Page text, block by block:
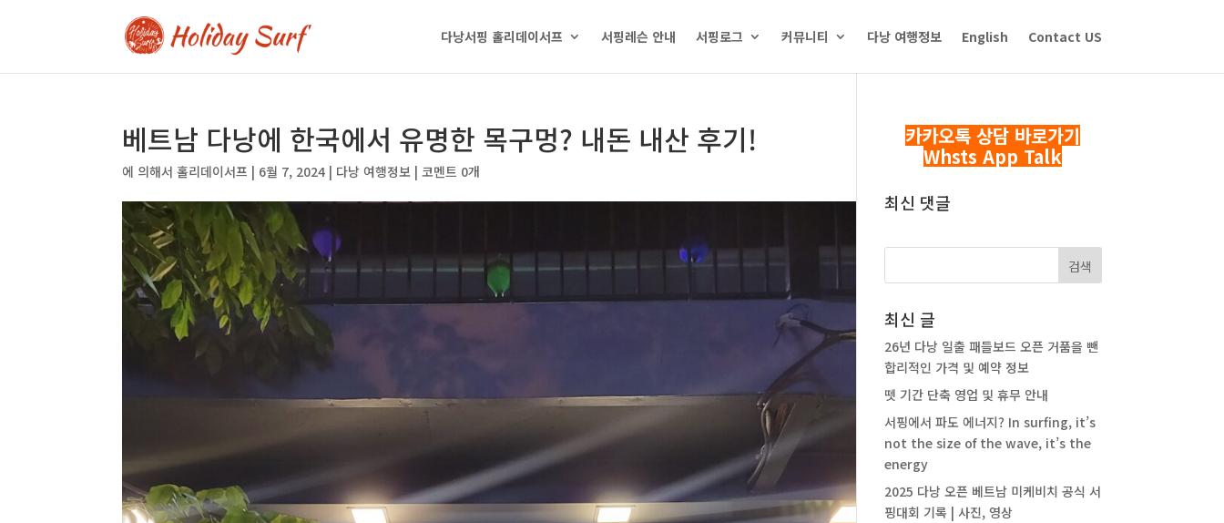
다낭서핑 홀리데이서프 서핑레슨 안내 서핑로그 커뮤니티 다낭 여행정보 English Contact US
베트남 다낭에 한국에서 유명한 목구멍? 내돈 내산 후기!
에 의해서홀리데이서프 | 6월 7, 2024 | 다낭 여행정보 |코멘트 0개
카카오톡 상담 바로가기
Whsts App Talk
최신 댓글
최신 글
26년 다낭 일출 패들보드 오픈 거품을 뺀
합리적인 가격 및 예약 정보
뗏 기간 단축 영업 및 휴무 안내
서핑에서 파도 에너지? In surfing, it’s
not the size of the wave, it’s the
energy
2025 다낭 오픈 베트남 미케비치 공식 서
핑대회 기록 | 사진, 영상